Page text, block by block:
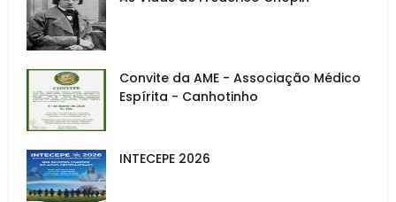
Convite da AME - Associação Médico
Espírita - Canhotinho
INTECEPE 2026